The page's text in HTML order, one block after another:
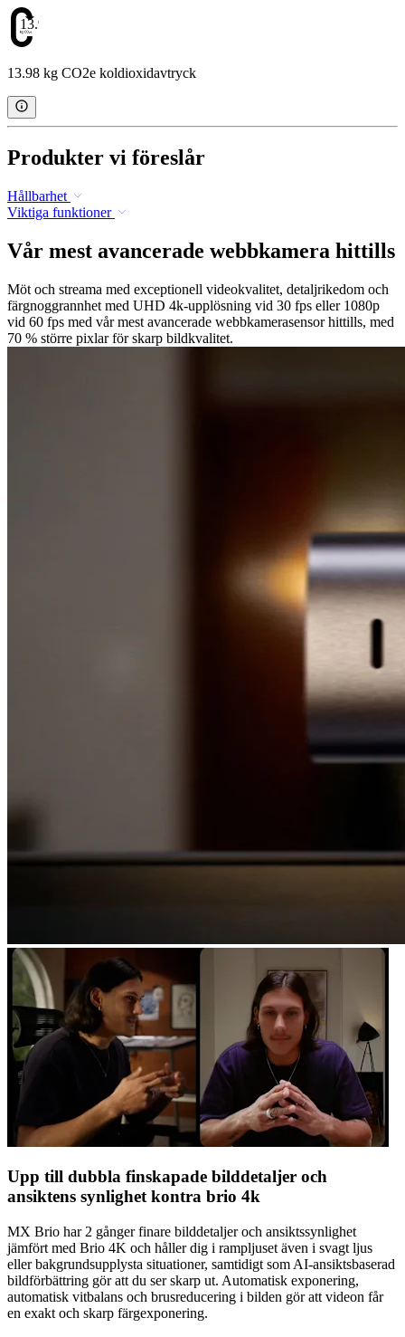
13.98
13.98 kg CO2e koldioxidavtryck
Produkter vi föreslår
Hållbarhet
Viktiga funktioner
Vår mest avancerade webbkamera hittills
Möt och streama med exceptionell videokvalitet, detaljrikedom och
färgnoggrannhet med UHD 4k-upplösning vid 30 fps eller 1080p
vid 60 fps med vår mest avancerade webbkamerasensor hittills, med
70 % större pixlar för skarp bildkvalitet.
Upp till dubbla finskapade bilddetaljer och
ansiktens synlighet kontra brio 4k
MX Brio har 2 gånger finare bilddetaljer och ansiktssynlighet
jämfört med Brio 4K och håller dig i rampljuset även i svagt ljus
eller bakgrundsupplysta situationer, samtidigt som AI-ansiktsbaserad
bildförbättring gör att du ser skarp ut. Automatisk exponering,
automatisk vitbalans och brusreducering i bilden gör att videon får
en exakt och skarp färgexponering.